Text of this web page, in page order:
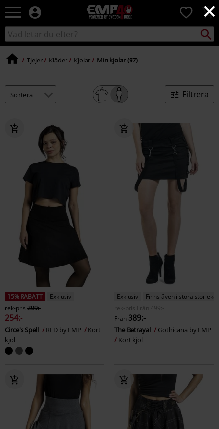
×
EMP
-
Musik,
TV
&
Alternativt
Mode
0
Sök
i
Sök
Tjejer Kläder Kjolar Minikjolar (97)
Filtrera
15% RABATT
Exklusiv
rek-pris 299:-
254:-
Circe's Spell RED by EMP
Kort
kjol
Exklusiv
Finns även i stora storlekar
rek-pris
Från
499:-
Från 389:-
The Betrayal
Gothicana by EMP
Kort kjol